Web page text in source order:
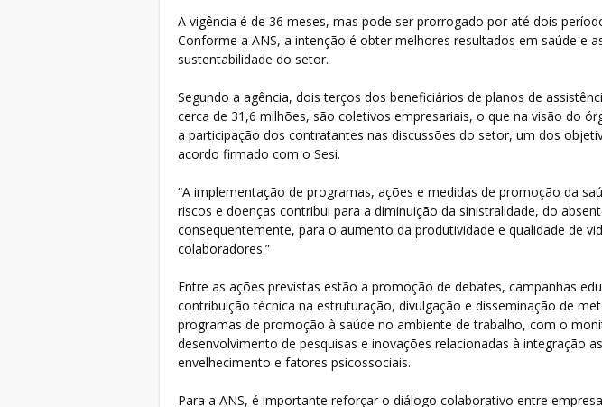
A vigência é de 36 meses, mas pode ser prorrogado por até dois
Conforme a ANS, a intenção é obter melhores resultados em saúde e
sustentabilidade do setor.
Segundo a agência, dois terços dos beneficiários de planos de
cerca de 31,6 milhões, são coletivos empresariais, o que na visão do
a participação dos contratantes nas discussões do setor, um dos
acordo firmado com o Sesi.
“A implementação de programas, ações e medidas de promoção da
riscos e doenças contribui para a diminuição da sinistralidade, do
consequentemente, para o aumento da produtividade e qualidade de
colaboradores.”
Entre as ações previstas estão a promoção de debates, campanhas
contribuição técnica na estruturação, divulgação e disseminação de
programas de promoção à saúde no ambiente de trabalho, com o
desenvolvimento de pesquisas e inovações relacionadas à integração
envelhecimento e fatores psicossociais.
Para a ANS, é importante reforçar o diálogo colaborativo entre